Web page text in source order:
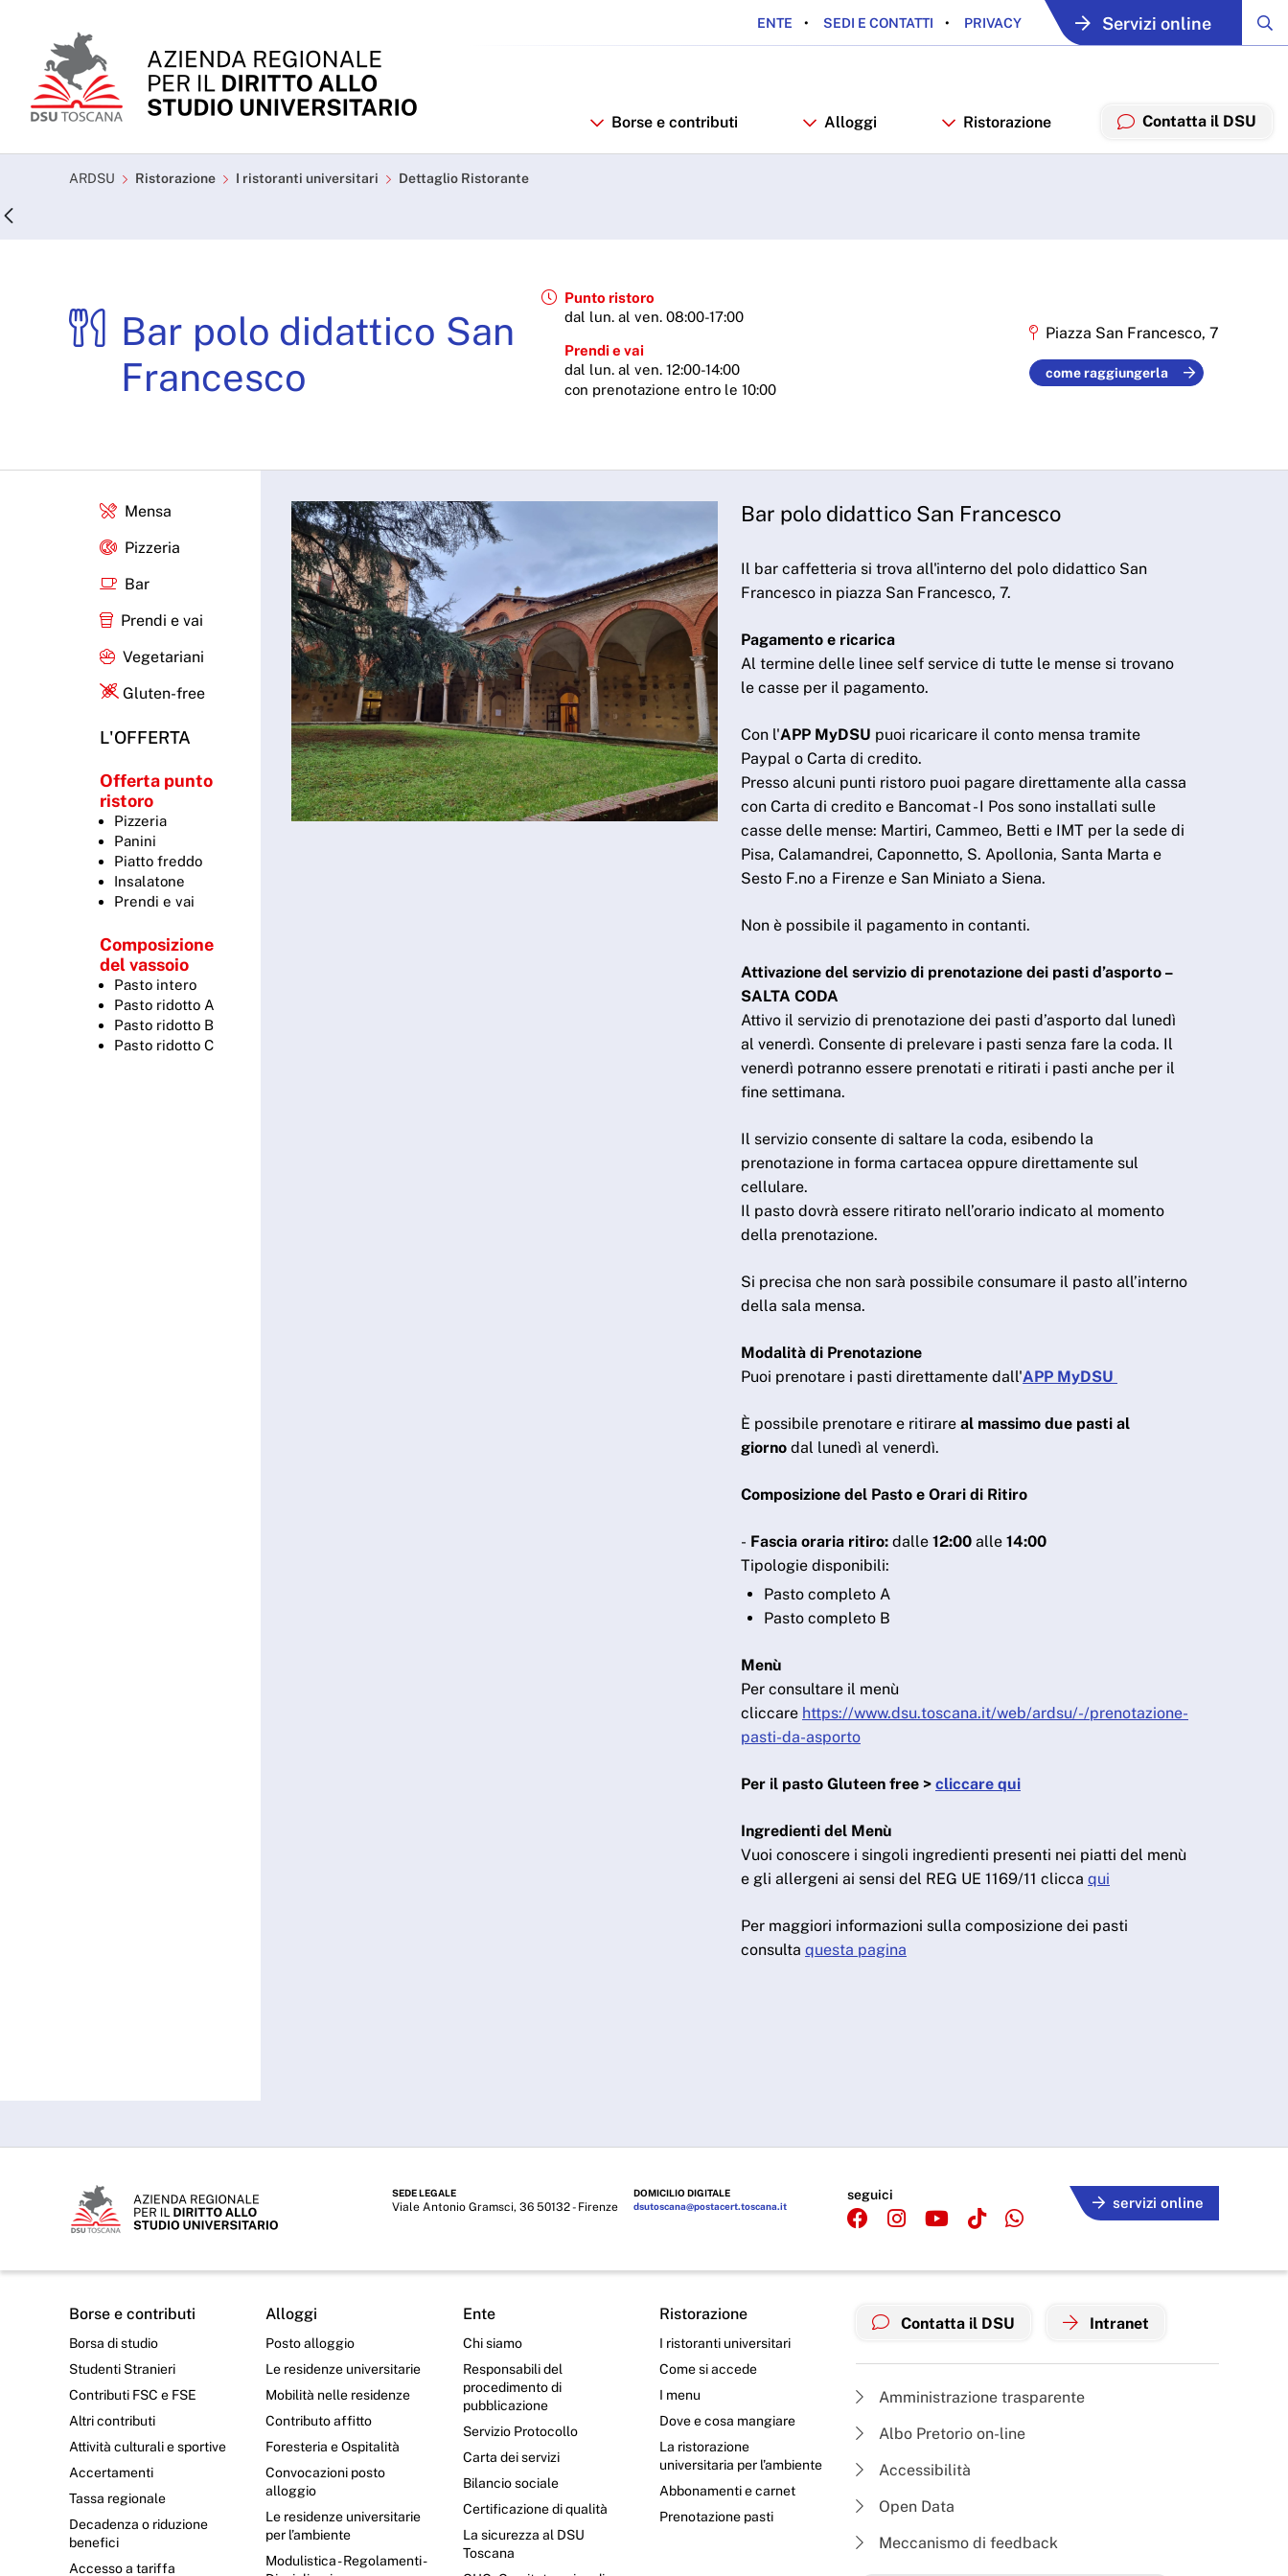
ENTE SEDI E CONTATTI PRIVACY Servizi online
Borse e contributi Alloggi Ristorazione Contatta il DSU
Bar polo didattico San Francesco - ARDSU
ARDSU Ristorazione I ristoranti universitari Dettaglio Ristorante
Bar polo didattico San
Francesco
Punto ristoro
dal lun. al ven. 08:00-17:00
Prendi e vai
dal lun. al ven. 12:00-14:00
con prenotazione entro le 10:00
Piazza San Francesco, 7
come raggiungerla
Mensa
Pizzeria
Bar
Prendi e vai
Vegetariani
Gluten-free
L'OFFERTA
Offerta punto
ristoro
Pizzeria
Panini
Piatto freddo
Insalatone
Prendi e vai
Composizione
del vassoio
Pasto intero
Pasto ridotto A
Pasto ridotto B
Pasto ridotto C
Bar polo didattico San Francesco
Il bar caffetteria si trova all'interno del polo didattico San
Francesco in piazza San Francesco, 7.
Pagamento e ricarica
Al termine delle linee self service di tutte le mense si trovano
le casse per il pagamento.
Con l'APP MyDSU puoi ricaricare il conto mensa tramite
Paypal o Carta di credito.
Presso alcuni punti ristoro puoi pagare direttamente alla cassa
con Carta di credito e Bancomat - I Pos sono installati sulle
casse delle mense: Martiri, Cammeo, Betti e IMT per la sede di
Pisa, Calamandrei, Caponnetto, S. Apollonia, Santa Marta e
Sesto F.no a Firenze e San Miniato a Siena.
Non è possibile il pagamento in contanti.
Attivazione del servizio di prenotazione dei pasti d’asporto –
SALTA CODA
Attivo il servizio di prenotazione dei pasti d’asporto dal lunedì
al venerdì. Consente di prelevare i pasti senza fare la coda. Il
venerdì potranno essere prenotati e ritirati i pasti anche per il
fine settimana.
Il servizio consente di saltare la coda, esibendo la
prenotazione in forma cartacea oppure direttamente sul
cellulare.
Il pasto dovrà essere ritirato nell’orario indicato al momento
della prenotazione.
Si precisa che non sarà possibile consumare il pasto all’interno
della sala mensa.
Modalità di Prenotazione
Puoi prenotare i pasti direttamente dall'APP MyDSU
È possibile prenotare e ritirare al massimo due pasti al
giorno dal lunedì al venerdì.
Composizione del Pasto e Orari di Ritiro
- Fascia oraria ritiro: dalle 12:00 alle 14:00
Tipologie disponibili:
Pasto completo A
Pasto completo B
Menù
Per consultare il menù
cliccare https://www.dsu.toscana.it/web/ardsu/-/prenotazione-
pasti-da-asporto
Per il pasto Gluteen free > cliccare qui
Ingredienti del Menù
Vuoi conoscere i singoli ingredienti presenti nei piatti del menù
e gli allergeni ai sensi del REG UE 1169/11 clicca qui
Per maggiori informazioni sulla composizione dei pasti
consulta questa pagina
SEDE LEGALE
Viale Antonio Gramsci, 36 50132 - Firenze
DOMICILIO DIGITALE
dsutoscana@postacert.toscana.it
seguici
servizi online
Borse e contributi
Borsa di studio
Studenti Stranieri
Contributi FSC e FSE
Altri contributi
Attività culturali e sportive
Accertamenti
Tassa regionale
Decadenza o riduzione
benefici
Accesso a tariffa
Alloggi
Posto alloggio
Le residenze universitarie
Mobilità nelle residenze
Contributo affitto
Foresteria e Ospitalità
Convocazioni posto
alloggio
Le residenze universitarie
per l’ambiente
Modulistica - Regolamenti -
Ente
Chi siamo
Responsabili del
procedimento di
pubblicazione
Servizio Protocollo
Carta dei servizi
Bilancio sociale
Certificazione di qualità
La sicurezza al DSU
Toscana
Ristorazione
I ristoranti universitari
Come si accede
I menu
Dove e cosa mangiare
La ristorazione
universitaria per l’ambiente
Abbonamenti e carnet
Prenotazione pasti
Contatta il DSU Intranet
Amministrazione trasparente
Albo Pretorio on-line
Accessibilità
Open Data
Meccanismo di feedback